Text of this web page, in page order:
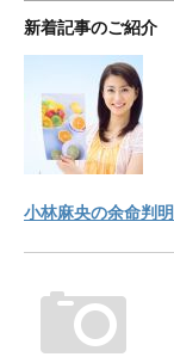
新着記事のご紹介
小林麻央の余命判